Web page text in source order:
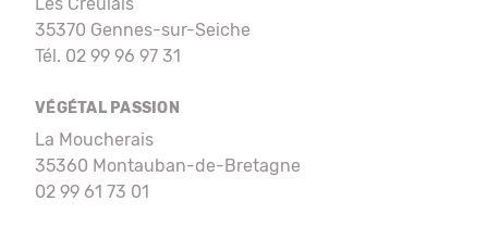
Les Creulais
35370 Gennes-sur-Seiche
Tél. 02 99 96 97 31
VÉGÉTAL PASSION
La Moucherais
35360 Montauban-de-Bretagne
02 99 61 73 01